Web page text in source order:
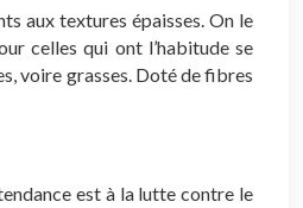
aux textures épaisses. On le
celles qui ont l’habitude se
voire grasses. Doté de fibres
est à la lutte contre le